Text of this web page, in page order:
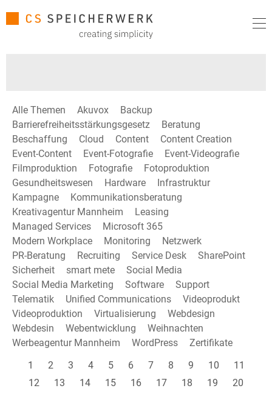
Alle Themen Akuvox
Backup
Barrierefreiheitsstärkungsgesetz
Beratung
Beschaffung
Cloud Content
Content Creation
Event-Content
Event-Fotografie
Event-Videografie
Filmproduktion
Fotografie
Fotoproduktion
Gesundheitswesen
Hardware
Infrastruktur
Kampagne
Kommunikationsberatung
Kreativagentur Mannheim
Leasing
Managed Services
Microsoft 365
Modern Workplace
Monitoring
Netzwerk
PR-Beratung
Recruiting Service Desk
SharePoint
Sicherheit
smart mete
Social Media
Social Media Marketing
Software
Support
Telematik
Unified Communications
Videoprodukt
Videoproduktion
Virtualisierung
Webdesign
Webdesin
Webentwicklung
Weihnachten
Werbeagentur Mannheim
WordPress
Zertifikate
1
2 3 4 5 6 7 8 9 10
11
12
13 14 15 16 17 18 19
20